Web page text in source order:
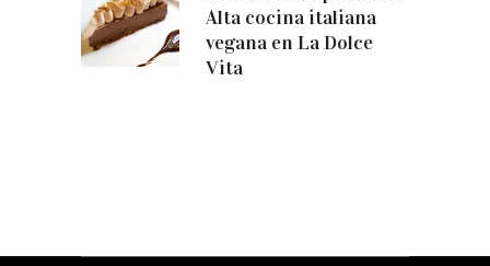
Alta cocina italiana
vegana en La Dolce
Vita